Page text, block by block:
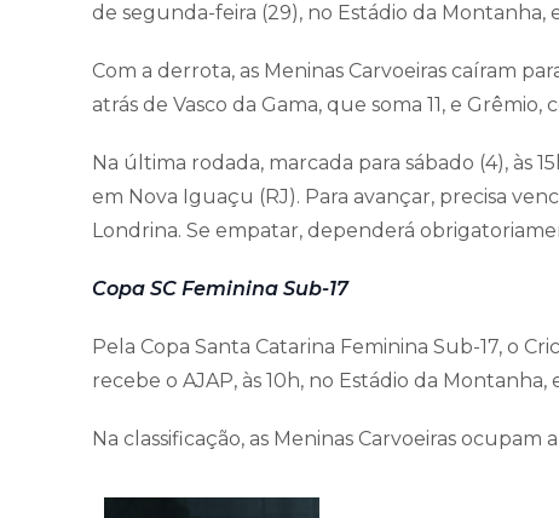
de segunda-feira (29), no Estádio da Montanha,
Com a derrota, as Meninas Carvoeiras caíram
atrás de Vasco da Gama, que soma 11, e Grêmio,
Na última rodada, marcada para sábado (4), às
em Nova Iguaçu (RJ). Para avançar, precisa
Londrina. Se empatar, dependerá
Copa SC Feminina Sub-17
Pela Copa Santa Catarina Feminina Sub-17, o
recebe o AJAP, às 10h, no Estádio da
Na classificação, as Meninas Carvoeiras ocupam